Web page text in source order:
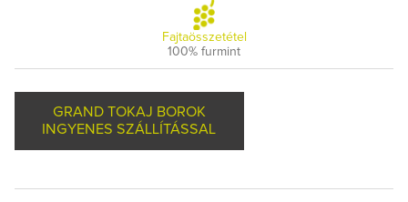
Fajtaösszetétel
100% furmint
GRAND TOKAJ BOROK
INGYENES SZÁLLÍTÁSSAL